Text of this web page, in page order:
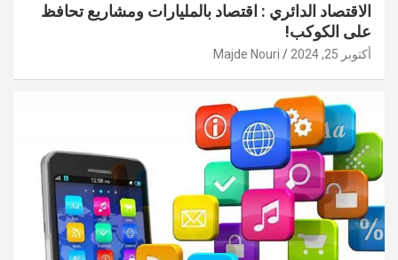
الاقتصاد الدائري : اقتصاد بالمليارات ومشاريع تحافظ
على الكوكب!
أكتوبر 25, 2024 Majde Nouri